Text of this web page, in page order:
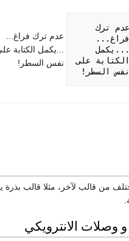
الكتابة على
نفس السطر!
عدم ترك فراغ...
...يكمل الكتابة
نفس السطر!
من قالب لآخر، مثلا قالب
وصلات الانترويكي